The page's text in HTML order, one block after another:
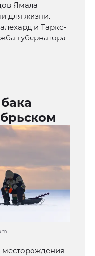
Ямала
для жизни.
и Тарко-
губернатора